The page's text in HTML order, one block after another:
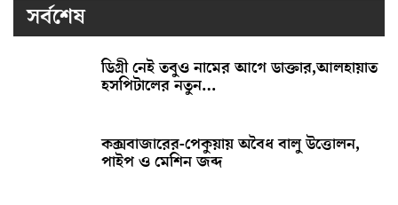
সর্বশেষ
ডিগ্রী নেই তবুও নামের আগে ডাক্তার,আলহায়াত
হসপিটালের নতুন…
কক্সবাজারের-পেকুয়ায় অবৈধ বালু উত্তোলন,
পাইপ ও মেশিন জব্দ